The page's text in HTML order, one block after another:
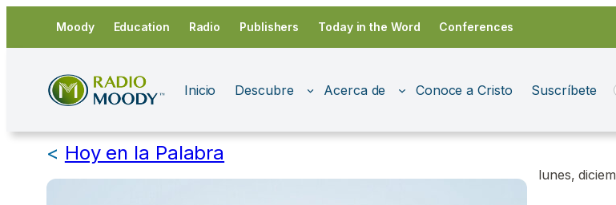
contenido
Moody Education Radio Publishers Today in the Word Conferences
Inicio Descubre Acerca de Conoce a Cristo Suscríbete
< Hoy en la Palabra
lunes,